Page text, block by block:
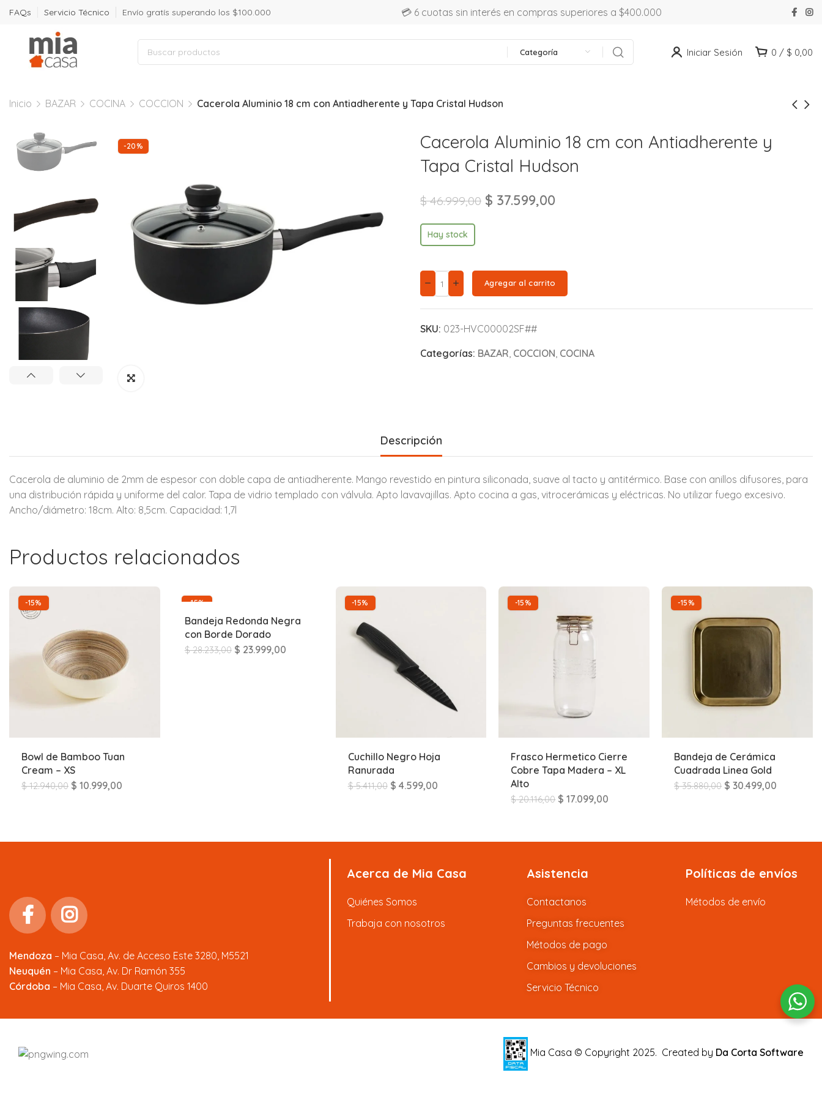
FAQs Servicio Técnico Envío gratís superando los $100.000 💳 6 cuotas sin interés en compras superiores a $400.000
Categoría Iniciar Sesión 0 / $ 0,00
Inicio BAZAR COCINA COCCION Cacerola Aluminio 18 cm con Antiadherente y Tapa Cristal Hudson
-20%
Cacerola Aluminio 18 cm con Antiadherente y
Tapa Cristal Hudson
$46.999,00 $ 37.599,00
Hay stock
Agregar al carrito
SKU: 023-HVC00002SF##
Categorías: BAZAR COCCION COCINA
Descripción
Cacerola de aluminio de 2mm de espesor con doble capa de antiadherente. Mango revestido en pintura siliconada, suave al tacto y antitérmico. Base con anillos difusores, para
una distribución rápida y uniforme del calor. Tapa de vidrio templado con válvula. Apto lavavajillas. Apto cocina a gas, vitrocerámicas y eléctricas. No utilizar fuego excesivo.
Ancho/diámetro: 18cm. Alto: 8,5cm. Capacidad: 1,7l
Productos relacionados
-15%
Bowl de Bamboo Tuan
Cream – XS
$12.940,00 $ 10.999,00
-15%
Bandeja Redonda Negra
con Borde Dorado
$28.233,00 $ 23.999,00
-15%
Cuchillo Negro Hoja
Ranurada
$5.411,00 $ 4.599,00
-15%
Frasco Hermetico Cierre
Cobre Tapa Madera – XL
Alto
$20.116,00 $ 17.099,00
-15%
Bandeja de Cerámica
Cuadrada Linea Gold
$35.880,00 $ 30.499,00
Mendoza – Mia Casa, Av. de Acceso Este 3280, M5521
Neuquén – Mia Casa, Av. Dr Ramón 355
Córdoba – Mia Casa, Av. Duarte Quiros 1400
Acerca de Mia Casa
Quiénes Somos
Trabaja con nosotros
Asistencia
Contactanos
Preguntas frecuentes
Métodos de pago
Cambios y devoluciones
Servicio Técnico
Políticas de envíos
Métodos de envío
Mia Casa © Copyright 2025. Created by Da Corta Software